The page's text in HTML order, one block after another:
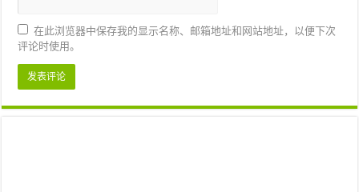
在此浏览器中保存我的显示名称、邮箱地址和网站地址，以便下次
评论时使用。